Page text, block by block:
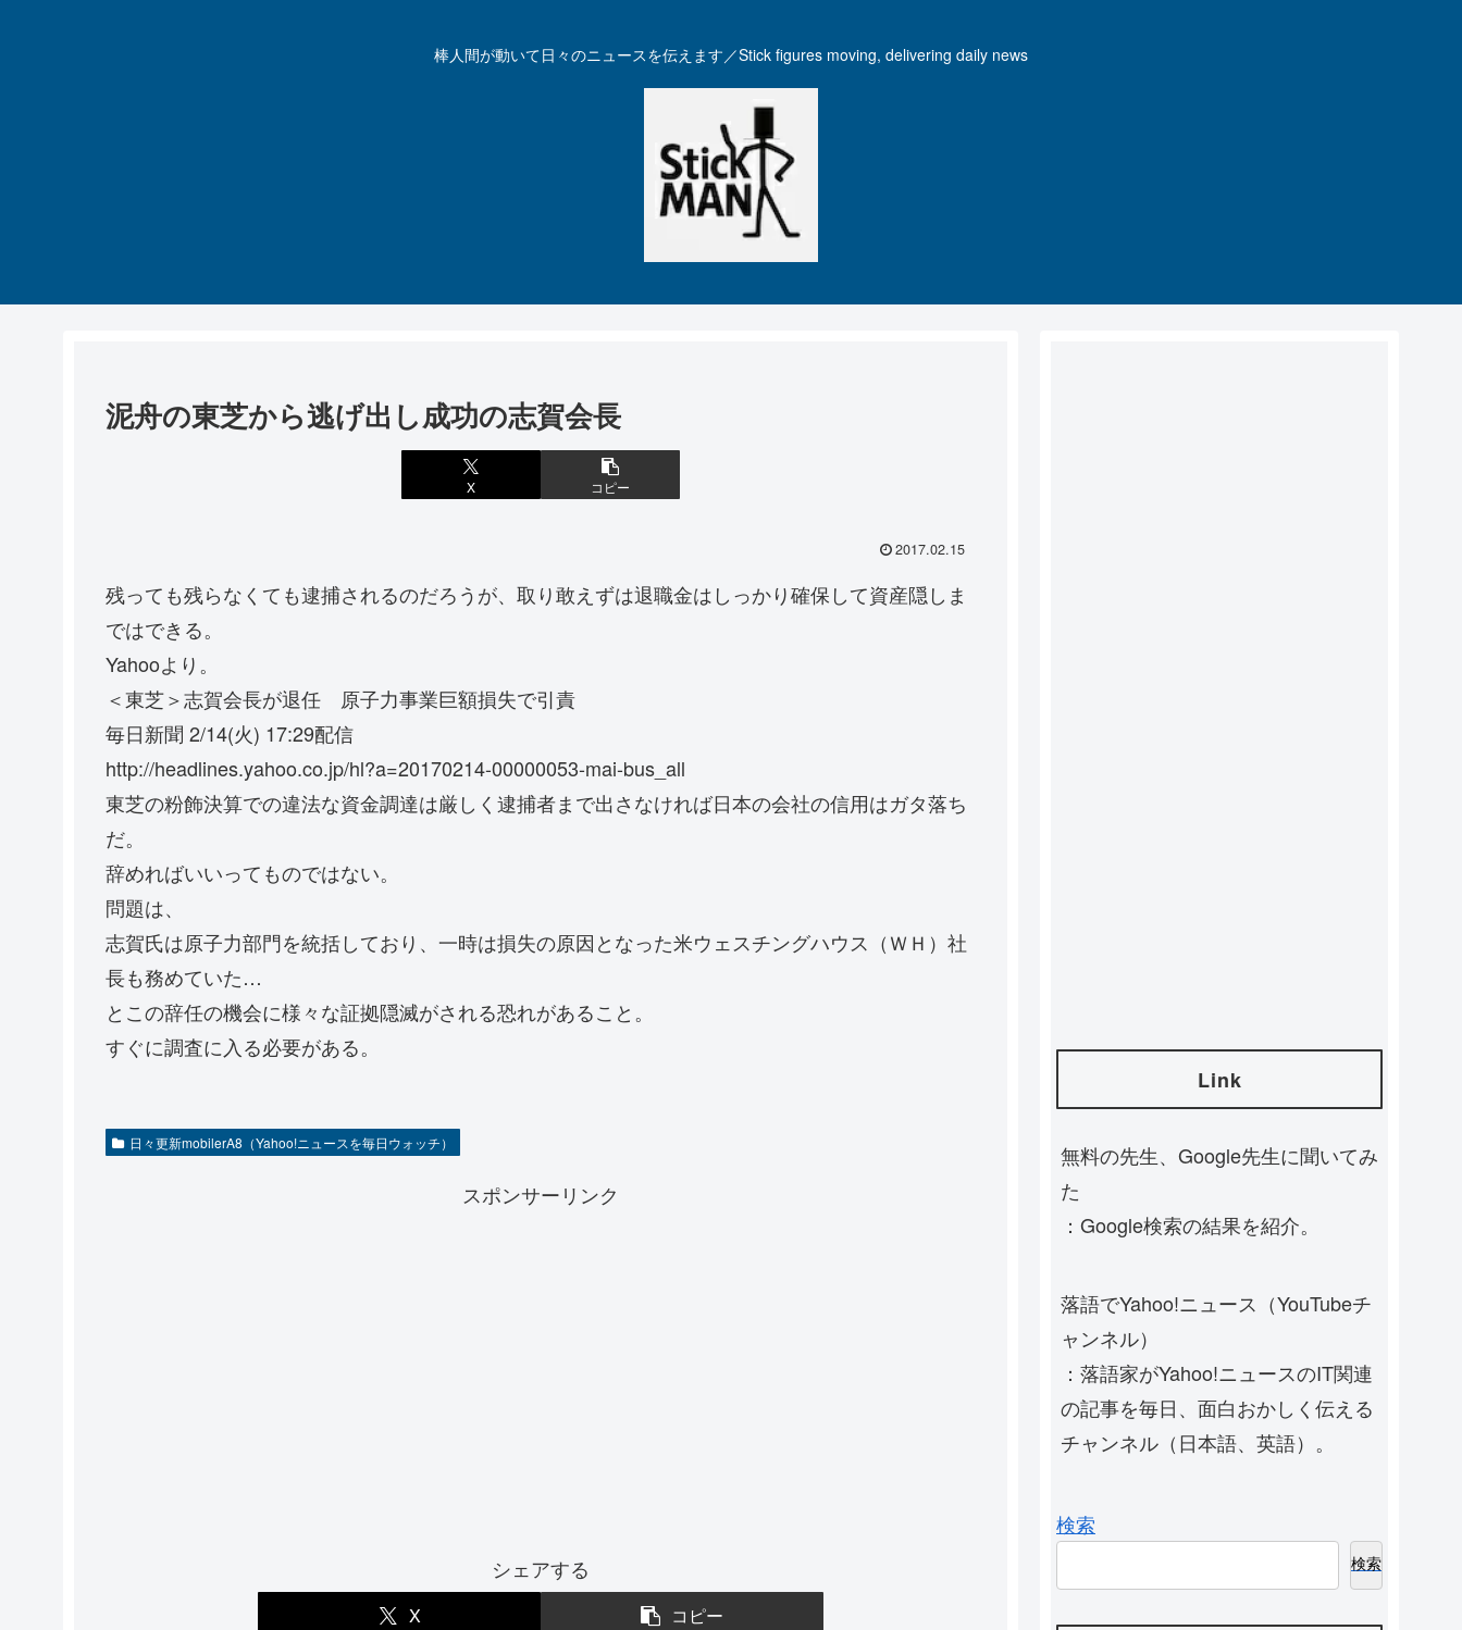
棒人間が動いて日々のニュースを伝えます／Stick figures moving, delivering daily news
泥舟の東芝から逃げ出し成功の志賀会長
X コピー
2017.02.15
残っても残らなくても逮捕されるのだろうが、取り敢えずは退職金はしっかり確保して資産隠しま
ではできる。
Yahooより。
＜東芝＞志賀会長が退任 原子力事業巨額損失で引責
毎日新聞 2/14(火) 17:29配信
http://headlines.yahoo.co.jp/hl?a=20170214-00000053-mai-bus_all
東芝の粉飾決算での違法な資金調達は厳しく逮捕者まで出さなければ日本の会社の信用はガタ落ち
だ。
辞めればいいってものではない。
問題は、
志賀氏は原子力部門を統括しており、一時は損失の原因となった米ウェスチングハウス（ＷＨ）社
長も務めていた…
とこの辞任の機会に様々な証拠隠滅がされる恐れがあること。
すぐに調査に入る必要がある。
日々更新mobilerA8（Yahoo!ニュースを毎日ウォッチ）
スポンサーリンク
シェアする
X コピー
Link
無料の先生、Google先生に聞いてみ
た
：Google検索の結果を紹介。
落語でYahoo!ニュース（YouTubeチ
ャンネル）
：落語家がYahoo!ニュースのIT関連
の記事を毎日、面白おかしく伝える
チャンネル（日本語、英語）。
検索
検索